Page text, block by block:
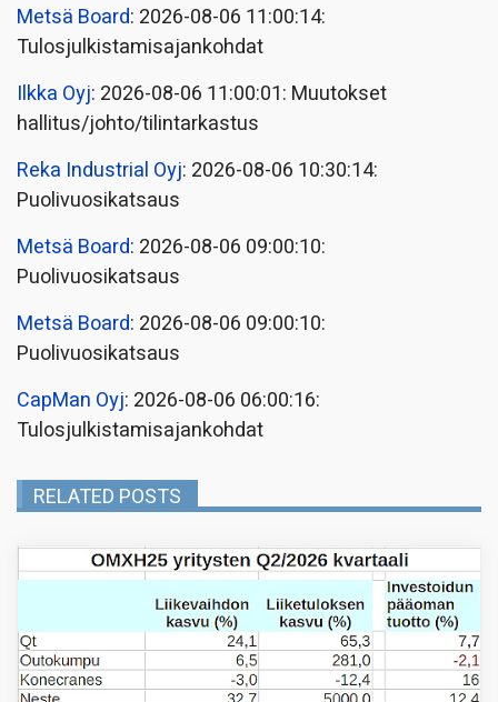
Metsä Board: 2026-08-06 11:00:14:
Tulosjulkistamisajankohdat
Ilkka Oyj: 2026-08-06 11:00:01: Muutokset
hallitus/johto/tilintarkastus
Reka Industrial Oyj: 2026-08-06 10:30:14:
Puolivuosikatsaus
Metsä Board: 2026-08-06 09:00:10:
Puolivuosikatsaus
Metsä Board: 2026-08-06 09:00:10:
Puolivuosikatsaus
CapMan Oyj: 2026-08-06 06:00:16:
Tulosjulkistamisajankohdat
RELATED POSTS